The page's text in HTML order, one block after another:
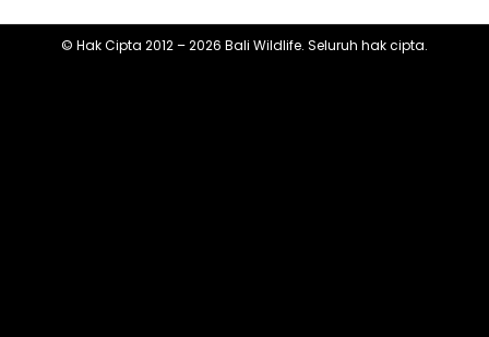
© Hak Cipta 2012 – 2026 Bali Wildlife. Seluruh hak cipta.